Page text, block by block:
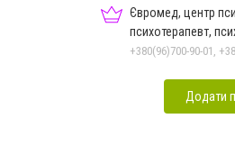
Євромед, центр
психотерапевт,
Додати